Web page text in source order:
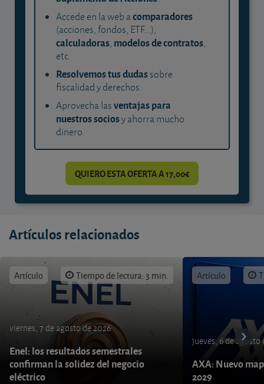
Accede en la web acomparadores
(acciones, fondos, ETF...),
calculadoras, modelos de contratos,
etc.
Resolvemos tus dudassobre
fiscalidad y derechos.
Aprovecha lasventajas para
nuestros sociosy ahorra mucho
dinero.
QUIERO ESTA OFERTA A 17,00€
Artículos relacionados
Artículo Tiempo de lectura: 3 min.
viernes, 7 de agosto de 2026
Enel: los resultados semestrales
confirman la solidez del negocio
eléctrico
Artículo
jueves, 6 de agosto
AXA: Nuevo
2029